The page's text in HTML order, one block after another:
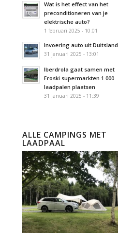
Wat is het effect van het
preconditioneren van je
elektrische auto?
1 februari 2025 - 10:01
Invoering auto uit Duitsland
31 januari 2025 - 13:01
Iberdrola gaat samen met
Eroski supermarkten 1.000
laadpalen plaatsen
31 januari 2025 - 11:39
ALLE CAMPINGS MET
LAADPAAL